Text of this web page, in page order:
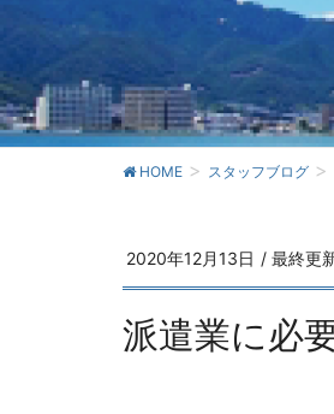
HOME スタッフブログ
2020年12月13日 / 最終更
派遣業に必